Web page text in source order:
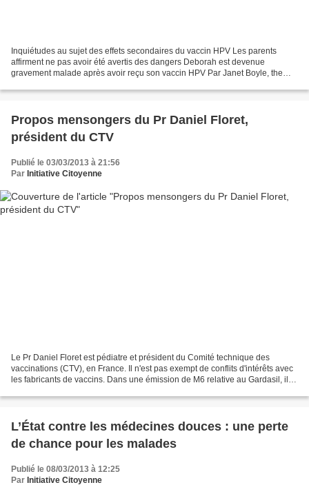
Inquiétudes au sujet des effets secondaires du vaccin HPV Les parents
affirment ne pas avoir été avertis des dangers Deborah est devenue
gravement malade après avoir reçu son vaccin HPV Par Janet Boyle, the
Propos mensongers du Pr Daniel Floret,
président du CTV
Publié le 03/03/2013 à 21:56
Par Initiative Citoyenne
Le Pr Daniel Floret est pédiatre et président du Comité technique des
vaccinations (CTV), en France. Il n'est pas exempt de conflits d'intérêts avec
les fabricants de vaccins. Dans une émission de M6 relative au Gardasil, il
L’État contre les médecines douces : une perte
de chance pour les malades
Publié le 08/03/2013 à 12:25
Par Initiative Citoyenne